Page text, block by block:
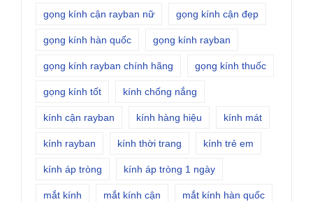
gọng kính cận rayban nữ gọng kính cận đẹp
gọng kính hàn quốc gọng kính rayban
gọng kính rayban chính hãng gọng kính thuốc
gọng kính tốt kính chống nắng
kính cận rayban kính hàng hiệu kính mát
kính rayban kính thời trang kính trẻ em
kính áp tròng kính áp tròng 1 ngày
mắt kính mắt kính cận mắt kính hàn quốc